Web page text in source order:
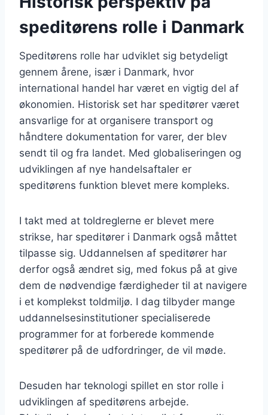
speditørens rolle i Danmark
Speditørens rolle har udviklet sig betydeligt
gennem årene, især i Danmark, hvor
international handel har været en vigtig del af
økonomien. Historisk set har speditører været
ansvarlige for at organisere transport og
håndtere dokumentation for varer, der blev
sendt til og fra landet. Med globaliseringen og
udviklingen af nye handelsaftaler er
speditørens funktion blevet mere kompleks.
I takt med at toldreglerne er blevet mere
strikse, har speditører i Danmark også måttet
tilpasse sig. Uddannelsen af speditører har
derfor også ændret sig, med fokus på at give
dem de nødvendige færdigheder til at navigere
i et komplekst toldmiljø. I dag tilbyder mange
uddannelsesinstitutioner specialiserede
programmer for at forberede kommende
speditører på de udfordringer, de vil møde.
Desuden har teknologi spillet en stor rolle i
udviklingen af speditørens arbejde.